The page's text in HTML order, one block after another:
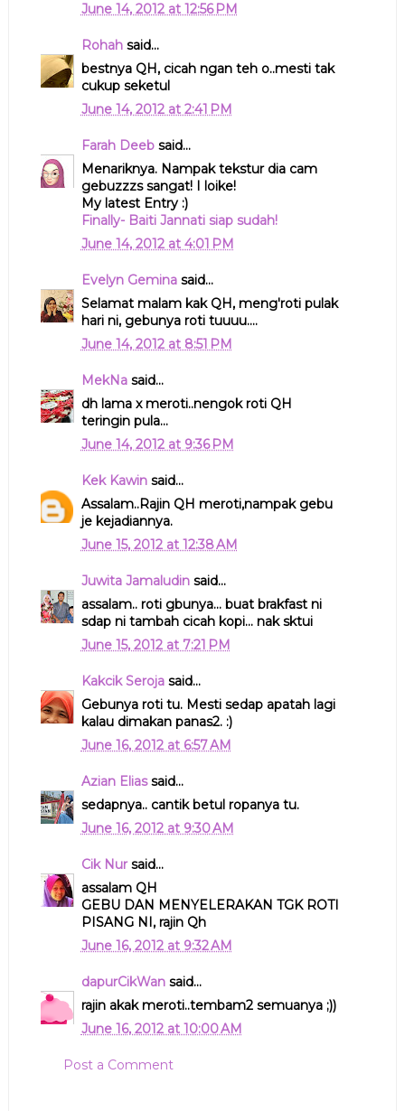
June 14, 2012 at 12:56 PM
Rohahsaid...
bestnya QH, cicah ngan teh o..mesti tak
cukup seketul
June 14, 2012 at 2:41 PM
Farah Deebsaid...
Menariknya. Nampak tekstur dia cam
gebuzzzs sangat! I loike!
My latest Entry :)
Finally- Baiti Jannati siap sudah!
June 14, 2012 at 4:01 PM
Evelyn Geminasaid...
Selamat malam kak QH, meng'roti pulak
hari ni, gebunya roti tuuuu....
June 14, 2012 at 8:51 PM
MekNasaid...
dh lama x meroti..nengok roti QH
teringin pula...
June 14, 2012 at 9:36 PM
Kek Kawinsaid...
Assalam..Rajin QH meroti,nampak gebu
je kejadiannya.
June 15, 2012 at 12:38 AM
Juwita Jamaludinsaid...
assalam.. roti gbunya... buat brakfast ni
sdap ni tambah cicah kopi... nak sktui
June 15, 2012 at 7:21 PM
Kakcik Serojasaid...
Gebunya roti tu. Mesti sedap apatah lagi
kalau dimakan panas2. :)
June 16, 2012 at 6:57 AM
Azian Eliassaid...
sedapnya.. cantik betul ropanya tu.
June 16, 2012 at 9:30 AM
Cik Nursaid...
assalam QH
GEBU DAN MENYELERAKAN TGK ROTI
PISANG NI, rajin Qh
June 16, 2012 at 9:32 AM
dapurCikWansaid...
rajin akak meroti..tembam2 semuanya ;))
June 16, 2012 at 10:00 AM
Post a Comment